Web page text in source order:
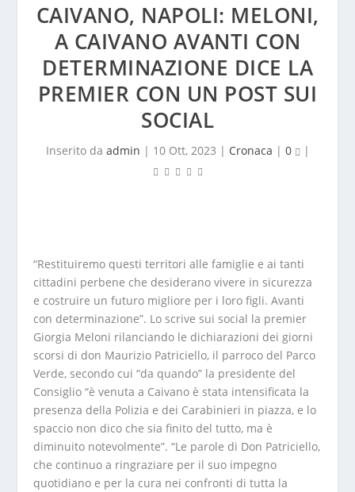
CAIVANO, NAPOLI: MELONI,
A CAIVANO AVANTI CON
DETERMINAZIONE DICE LA
PREMIER CON UN POST SUI
SOCIAL
Inserito da admin | 10 Ott, 2023 | Cronaca | 0 |
“Restituiremo questi territori alle famiglie e ai tanti
cittadini perbene che desiderano vivere in sicurezza
e costruire un futuro migliore per i loro figli. Avanti
con determinazione”. Lo scrive sui social la premier
Giorgia Meloni rilanciando le dichiarazioni dei giorni
scorsi di don Maurizio Patriciello, il parroco del Parco
Verde, secondo cui “da quando” la presidente del
Consiglio “è venuta a Caivano è stata intensificata la
presenza della Polizia e dei Carabinieri in piazza, e lo
spaccio non dico che sia finito del tutto, ma è
diminuito notevolmente”. “Le parole di Don Patriciello,
che continuo a ringraziare per il suo impegno
quotidiano e per la cura nei confronti di tutta la